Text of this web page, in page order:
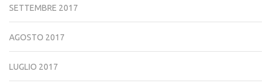
SETTEMBRE 2017
AGOSTO 2017
LUGLIO 2017